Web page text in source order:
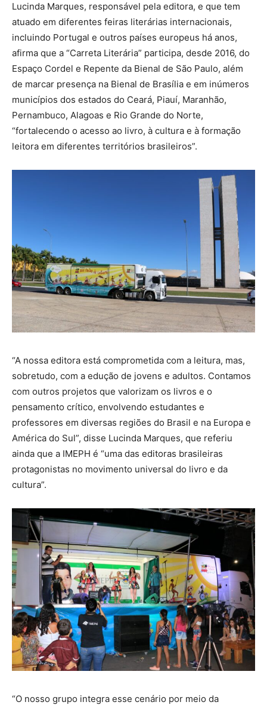
Lucinda Marques, responsável pela editora, e que tem
atuado em diferentes feiras literárias internacionais,
incluindo Portugal e outros países europeus há anos,
afirma que a “Carreta Literária” participa, desde 2016, do
Espaço Cordel e Repente da Bienal de São Paulo, além
de marcar presença na Bienal de Brasília e em inúmeros
municípios dos estados do Ceará, Piauí, Maranhão,
Pernambuco, Alagoas e Rio Grande do Norte,
“fortalecendo o acesso ao livro, à cultura e à formação
leitora em diferentes territórios brasileiros”.
“A nossa editora está comprometida com a leitura, mas,
sobretudo, com a edução de jovens e adultos. Contamos
com outros projetos que valorizam os livros e o
pensamento crítico, envolvendo estudantes e
professores em diversas regiões do Brasil e na Europa e
América do Sul”, disse Lucinda Marques, que referiu
ainda que a IMEPH é “uma das editoras brasileiras
protagonistas no movimento universal do livro e da
cultura”.
“O nosso grupo integra esse cenário por meio da